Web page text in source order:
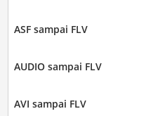
ASF sampai FLV
AUDIO sampai FLV
AVI sampai FLV